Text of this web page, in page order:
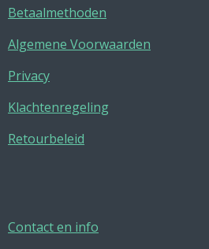
Betaalmethoden
Algemene Voorwaarden
Privacy
Klachtenregeling
Retourbeleid
Contact en info